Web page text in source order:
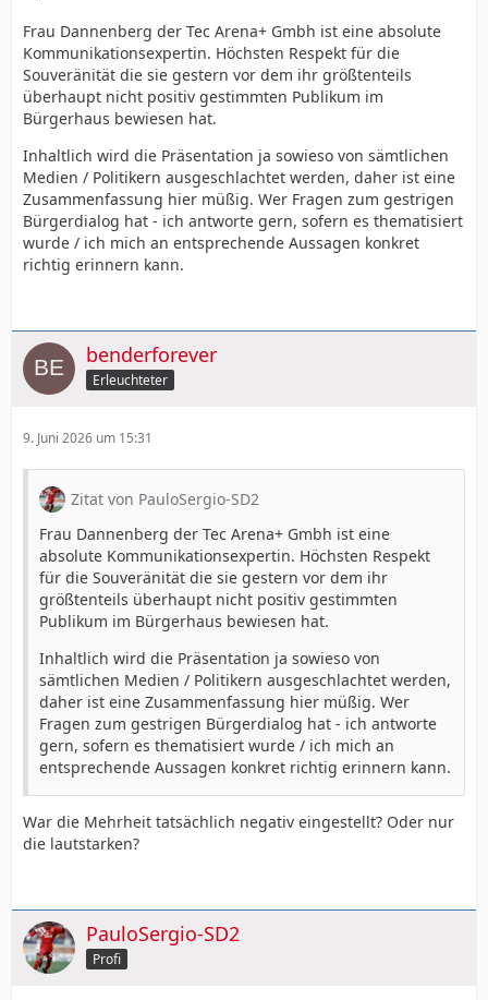
Frau Dannenberg der Tec Arena+ Gmbh ist eine absolute
Kommunikationsexpertin. Höchsten Respekt für die
Souveränität die sie gestern vor dem ihr größtenteils
überhaupt nicht positiv gestimmten Publikum im
Bürgerhaus bewiesen hat.
Inhaltlich wird die Präsentation ja sowieso von sämtlichen
Medien / Politikern ausgeschlachtet werden, daher ist eine
Zusammenfassung hier müßig. Wer Fragen zum gestrigen
Bürgerdialog hat - ich antworte gern, sofern es thematisiert
wurde / ich mich an entsprechende Aussagen konkret
richtig erinnern kann.
benderforever
Erleuchteter
9. Juni 2026 um 15:31
Zitat von PauloSergio-SD2
Frau Dannenberg der Tec Arena+ Gmbh ist eine
absolute Kommunikationsexpertin. Höchsten Respekt
für die Souveränität die sie gestern vor dem ihr
größtenteils überhaupt nicht positiv gestimmten
Publikum im Bürgerhaus bewiesen hat.
Inhaltlich wird die Präsentation ja sowieso von
sämtlichen Medien / Politikern ausgeschlachtet werden,
daher ist eine Zusammenfassung hier müßig. Wer
Fragen zum gestrigen Bürgerdialog hat - ich antworte
gern, sofern es thematisiert wurde / ich mich an
entsprechende Aussagen konkret richtig erinnern kann.
War die Mehrheit tatsächlich negativ eingestellt? Oder nur
die lautstarken?
PauloSergio-SD2
Profi